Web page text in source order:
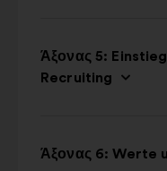
Άξονας 5:
Recruiting
Άξονας 6: Werte